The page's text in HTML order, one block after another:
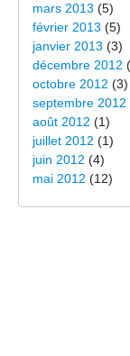
mars 2013 (5)
février 2013 (5)
janvier 2013 (3)
décembre 2012
octobre 2012 (3)
septembre 2012
août 2012 (1)
juillet 2012 (1)
juin 2012 (4)
mai 2012 (12)